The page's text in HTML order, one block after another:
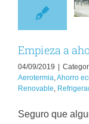
Energía
Renovable
Empieza a
04/09/2019
Aerotermia,Ahorro
Renovable,
Seguro que